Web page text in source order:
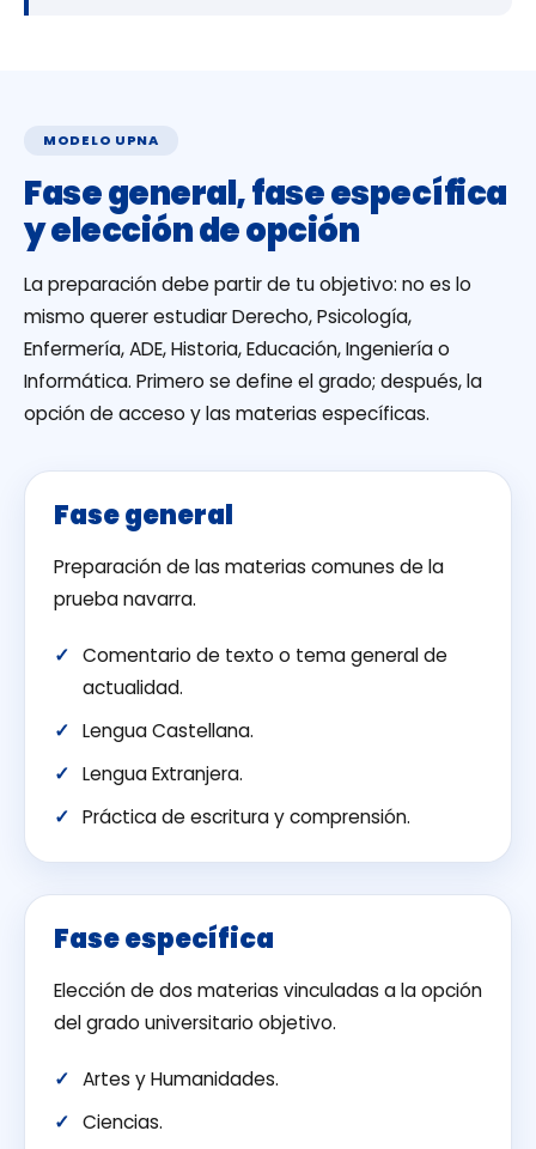
MODELO UPNA
Fase general, fase específica
y elección de opción
La preparación debe partir de tu objetivo: no es lo
mismo querer estudiar Derecho, Psicología,
Enfermería, ADE, Historia, Educación, Ingeniería o
Informática. Primero se define el grado; después, la
opción de acceso y las materias específicas.
Fase general
Preparación de las materias comunes de la
prueba navarra.
Comentario de texto o tema general de
actualidad.
Lengua Castellana.
Lengua Extranjera.
Práctica de escritura y comprensión.
Fase específica
Elección de dos materias vinculadas a la opción
del grado universitario objetivo.
Artes y Humanidades.
Ciencias.